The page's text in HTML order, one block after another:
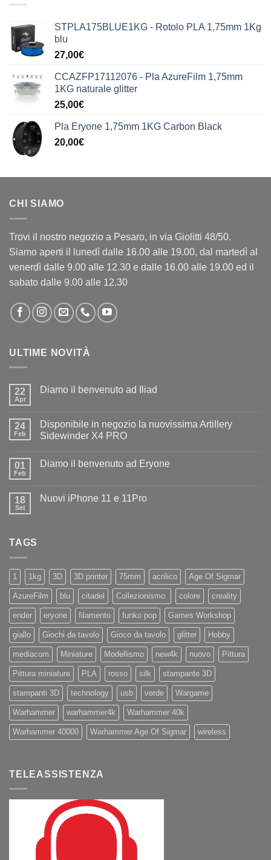
STPLA175BLUE1KG - Rotolo PLA 1,75mm 1Kg
blu
27,00€
CCAZFP17112076 - Pla AzureFilm 1,75mm
1KG naturale glitter
25,00€
Pla Eryone 1,75mm 1KG Carbon Black
20,00€
CHI SIAMO
Trovi il nostro negozio a Pesaro, in via Giolitti 48/50.
Siamo aperti il lunedì dalle 16.00 alle 19.00, dal martedì al
venerdì dalle 9.00 alle 12.30 e dalle 16.00 alle 19.00 ed il
sabato dalle 9.00 alle 12.30
ULTIME NOVITÀ
22
Apr
Diamo il benvenuto ad Iliad
Diamo
il
benvenuto
24
Feb
Disponibile in negozio la nuovissima Artillery
Sidewinder X4 PRO
su
la
nuovissima
01
Feb
Diamo il benvenuto ad Eryone
Diamo
18
Set
Nuovi iPhone 11 e 11Pro
TAGS
1 1kg 3D 3D printer 75mm acrilico Age Of Sigmar
AzureFilm blu citadel Collezionismo. colore creality
ender eryone filamento funko pop Games Workshop
giallo Giochi da tavolo Gioco da tavolo glitter Hobby
mediacom Miniature Modellismo new4k nuovo Pittura
Pittura miniature PLA rosso silk stampante 3D
stampanti 3D technology usb verde Wargame
Warhammer warhammer4k Warhammer 40k
Warhammer 40000 Warhammer Age Of Sigmar wireless
TELEASSISTENZA